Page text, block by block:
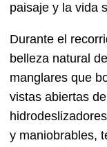
paisaje y la vida
Durante el
belleza natural
manglares que
vistas abiertas
y maniobrables,